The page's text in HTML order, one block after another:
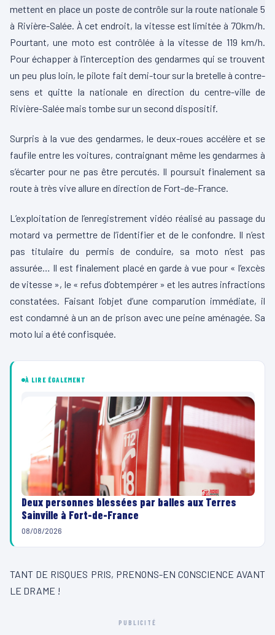
mettent en place un poste de contrôle sur la route nationale 5
à Rivière-Salée. À cet endroit, la vitesse est limitée à 70km/h.
Pourtant, une moto est contrôlée à la vitesse de 119 km/h.
Pour échapper à l’interception des gendarmes qui se trouvent
un peu plus loin, le pilote fait demi-tour sur la bretelle à contre-
sens et quitte la nationale en direction du centre-ville de
Rivière-Salée mais tombe sur un second dispositif.
Surpris à la vue des gendarmes, le deux-roues accélère et se
faufile entre les voitures, contraignant même les gendarmes à
s’écarter pour ne pas être percutés. Il poursuit finalement sa
route à très vive allure en direction de Fort-de-France.
L’exploitation de l’enregistrement vidéo réalisé au passage du
motard va permettre de l’identifier et de le confondre. Il n’est
pas titulaire du permis de conduire, sa moto n’est pas
assurée… Il est finalement placé en garde à vue pour « l’excès
de vitesse », le « refus d’obtempérer » et les autres infractions
constatées. Faisant l’objet d’une comparution immédiate, il
est condamné à un an de prison avec une peine aménagée. Sa
moto lui a été confisquée.
À LIRE ÉGALEMENT
Deux personnes blessées par balles aux Terres
Sainville à Fort-de-France
08/08/2026
TANT DE RISQUES PRIS, PRENONS-EN CONSCIENCE AVANT
LE DRAME !
PUBLICITÉ